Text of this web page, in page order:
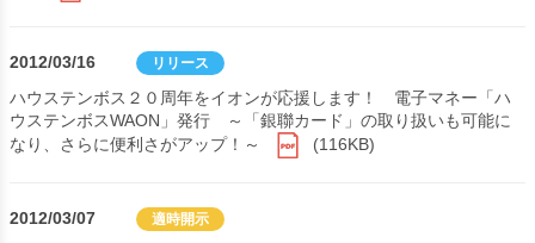
2012/03/16 リリース
ハウステンボス２０周年をイオンが応援します！ 電子マネー「ハ
ウステンボスWAON」発行 ～「銀聯カード」の取り扱いも可能に
なり、さらに便利さがアップ！～
(116KB)
2012/03/07 適時開示